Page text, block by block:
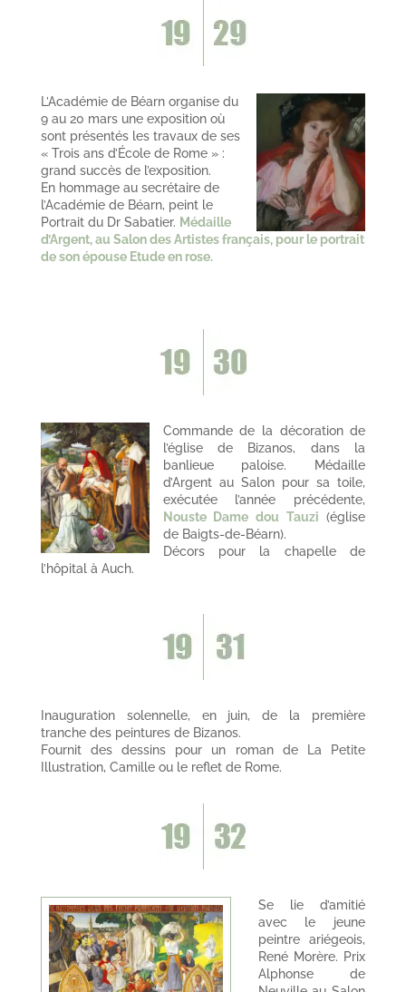
L’Académie de Béarn organise du
9 au 20 mars une exposition où
sont présentés les travaux de ses
« Trois ans d’École de Rome » :
grand succès de l’exposition.
En hommage au secrétaire de
l’Académie de Béarn, peint le
Portrait du Dr Sabatier. Médaille
d’Argent, au Salon des Artistes français, pour le portrait
de son épouse Etude en rose.
Commande de la décoration de
l’église de Bizanos, dans la
banlieue paloise. Médaille
d’Argent au Salon pour sa toile,
exécutée l’année précédente,
Nouste Dame dou Tauzi (église
de Baigts-de-Béarn).
Décors pour la chapelle de
l’hôpital à Auch.
Inauguration solennelle, en juin, de la première
tranche des peintures de Bizanos.
Fournit des dessins pour un roman de La Petite
Illustration, Camille ou le reflet de Rome.
Se lie d’amitié
avec le jeune
peintre ariégeois,
René Morère. Prix
Alphonse de